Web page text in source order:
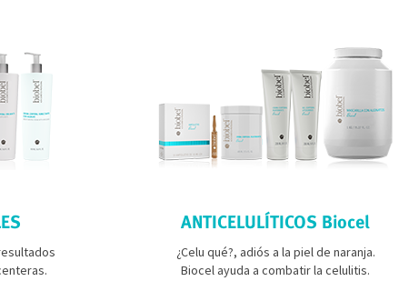
ANTICELULÍTICOS Biocel
¿Celu qué?, adiós a la piel de naranja.
Biocel ayuda a combatir la celulitis.